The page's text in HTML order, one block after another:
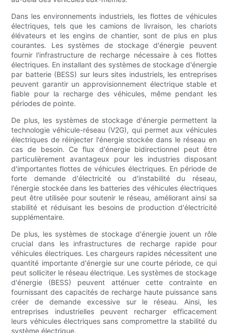
Dans les environnements industriels, les flottes de véhicules
électriques, tels que les camions de livraison, les chariots
élévateurs et les engins de chantier, sont de plus en plus
courantes. Les systèmes de stockage d'énergie peuvent
fournir l'infrastructure de recharge nécessaire à ces flottes
électriques. En installant des systèmes de stockage d'énergie
par batterie (BESS) sur leurs sites industriels, les entreprises
peuvent garantir un approvisionnement électrique stable et
fiable pour la recharge des véhicules, même pendant les
périodes de pointe.
De plus, les systèmes de stockage d'énergie permettent la
technologie véhicule-réseau (V2G), qui permet aux véhicules
électriques de réinjecter l'énergie stockée dans le réseau en
cas de besoin. Ce flux d'énergie bidirectionnel peut être
particulièrement avantageux pour les industries disposant
d'importantes flottes de véhicules électriques. En période de
forte demande d'électricité ou d'instabilité du réseau,
l'énergie stockée dans les batteries des véhicules électriques
peut être utilisée pour soutenir le réseau, améliorant ainsi sa
stabilité et réduisant les besoins de production d'électricité
supplémentaire.
De plus, les systèmes de stockage d'énergie jouent un rôle
crucial dans les infrastructures de recharge rapide pour
véhicules électriques. Les chargeurs rapides nécessitent une
quantité importante d'énergie sur une courte période, ce qui
peut solliciter le réseau électrique. Les systèmes de stockage
d'énergie (BESS) peuvent atténuer cette contrainte en
fournissant des capacités de recharge haute puissance sans
créer de demande excessive sur le réseau. Ainsi, les
entreprises industrielles peuvent recharger efficacement
leurs véhicules électriques sans compromettre la stabilité du
système électrique.